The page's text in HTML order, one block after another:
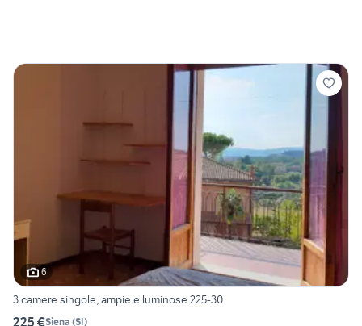
6
3 camere singole, ampie e luminose 225-30
225 €Siena (SI)